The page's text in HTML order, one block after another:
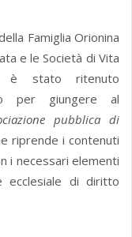
Famiglia Orionina
e le Società di Vita
è stato ritenuto
per giungere al
pubblica di
riprende i contenuti
i necessari elementi
ecclesiale di diritto